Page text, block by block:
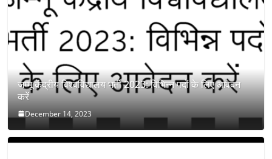
जम्मू केंद्रीय विश्वविद्यालय भर्ती 2023: विभिन्न पदों के लिए आवेदन
करें
December 14, 2023